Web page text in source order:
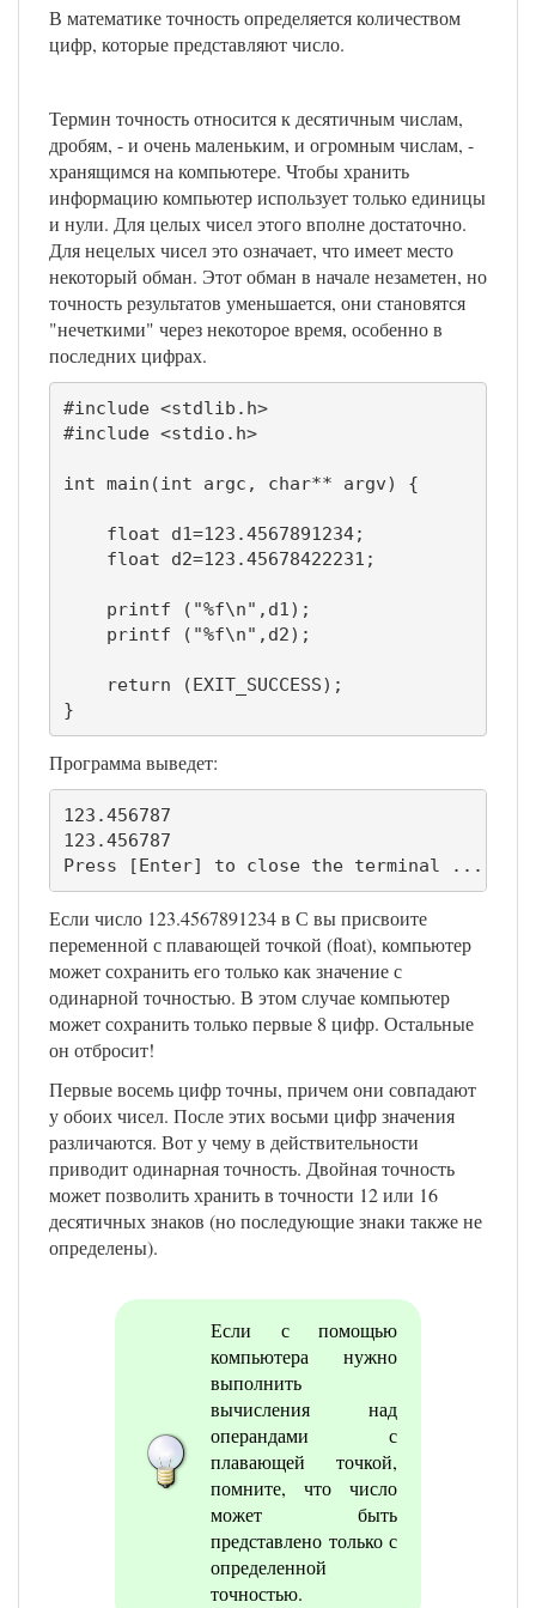
В математике точность определяется количеством
цифр, которые представляют число.
Термин точность относится к десятичным числам,
дробям, - и очень маленьким, и огромным числам, -
хранящимся на компьютере. Чтобы хранить
информацию компьютер использует только единицы
и нули. Для целых чисел этого вполне достаточно.
Для нецелых чисел это означает, что имеет место
некоторый обман. Этот обман в начале незаметен, но
точность результатов уменьшается, они становятся
"нечеткими" через некоторое время, особенно в
последних цифрах.
#include <stdlib.h>
#include <stdio.h>
int main(int argc, char** argv) {
    float d1=123.4567891234;
    float d2=123.45678422231;
    printf ("%f\n",d1);
    printf ("%f\n",d2);
    return (EXIT_SUCCESS);
}
Программа выведет:
123.456787
123.456787
Press [Enter] to close the terminal ...
Если число 123.4567891234 в С вы присвоите
переменной с плавающей точкой (float), компьютер
может сохранить его только как значение с
одинарной точностью. В этом случае компьютер
может сохранить только первые 8 цифр. Остальные
он отбросит!
Первые восемь цифр точны, причем они совпадают
у обоих чисел. После этих восьми цифр значения
различаются. Вот у чему в действительности
приводит одинарная точность. Двойная точность
может позволить хранить в точности 12 или 16
десятичных знаков (но последующие знаки также не
определены).
Если с помощью
компьютера нужно
выполнить
вычисления над
операндами с
плавающей точкой,
помните, что число
может быть
представлено только с
определенной
точностью.